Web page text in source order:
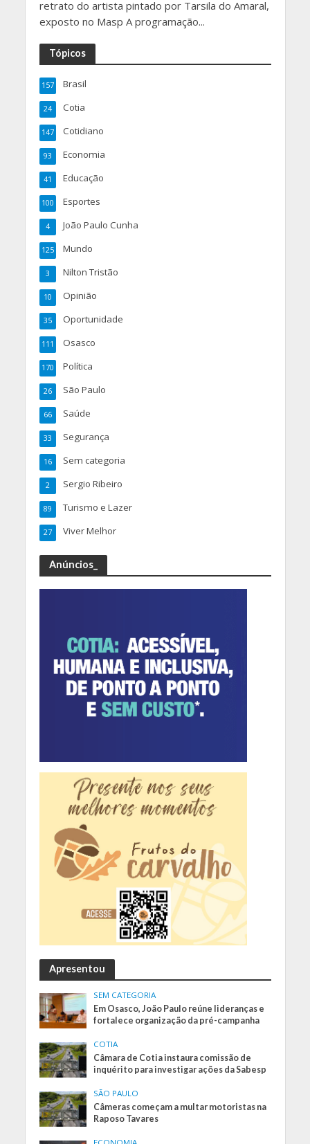
retrato do artista pintado por Tarsila do Amaral,
exposto no Masp A programação...
Tópicos
Brasil
157
Cotia
24
Cotidiano
147
Economia
93
Educação
41
Esportes
100
João Paulo Cunha
4
Mundo
125
Nilton Tristão
3
Opinião
10
Oportunidade
35
Osasco
111
Política
170
São Paulo
26
Saúde
66
Segurança
33
Sem categoria
16
Sergio Ribeiro
2
Turismo e Lazer
89
Viver Melhor
27
Anúncios_
Apresentou
SEM CATEGORIA
Em Osasco, João Paulo reúne lideranças e
fortalece organização da pré-campanha
COTIA
Câmara de Cotia instaura comissão de
inquérito para investigar ações da Sabesp
SÃO PAULO
Câmeras começam a multar motoristas na
Raposo Tavares